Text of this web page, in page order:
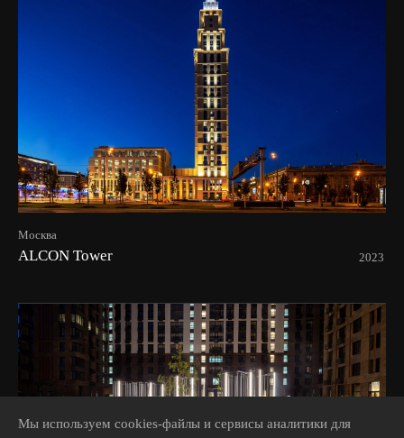
Москва
ALCON Tower 2023
Мы используем cookies-файлы и сервисы аналитики для